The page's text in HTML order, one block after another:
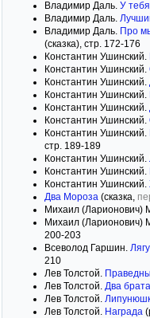
Владимир Даль. У
Владимир Даль.
Владимир Даль. Про
(сказка), стр. 172-176
Константин Ушинский.
Константин Ушинский.
Константин Ушинский.
Константин Ушинский.
Константин Ушинский.
Константин Ушинский.
Константин Ушинский.
стр. 189-189
Константин Ушинский.
Константин Ушинский.
Константин Ушинский.
Два Мороза (сказка,
Михаил (Ларионович)
Михаил (Ларионович)
200-203
Всеволод Гаршин.
210
Лев Толстой.
Лев Толстой. Два брата
Лев Толстой.
Лев Толстой. Награда